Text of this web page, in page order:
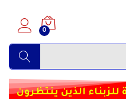
0
البحث
الذين ينتظرون